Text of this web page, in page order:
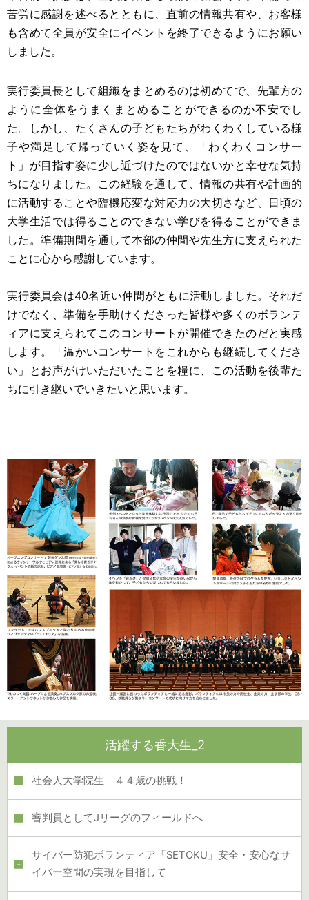
苦労に感謝を述べるとともに、直前の情報共有や、お客様
も含めて全員が安全にイベントを終了できるようにお願い
しました。
実行委員長として組織をまとめるのは初めてで、先輩方の
ように全体をうまくまとめることができるのか不安でし
た。しかし、たくさんの子どもたちがわくわくしている様
子や満足して帰っていく姿を見て、「わくわくコンサー
ト」が目指す姿に少し近づけたのではないかと幸せな気持
ちになりました。この経験を通して、情報の共有や計画的
に活動することや臨機応変な対応力の大切さなど、日頃の
大学生活では得ることのできない学びを得ることができま
した。準備期間を通して本部の仲間や先生方に支えられた
ことに心から感謝しています。
実行委員会は40名近い仲間がともに活動しました。それだ
けでなく、準備を手助けくださった皆様や多くのボランテ
ィアに支えられてこのコンサートが開催できたのだと実感
します。「温かいコンサートをこれからも継続してくださ
い」とお声がけいただいたことを糧に、この活動を後輩た
ちに引き継いでいきたいと思います。
活躍する香大生_2
社会人大学院生 ４４歳の挑戦！
審判員としてJリーグのフィールドへ
サイバー防犯ボランティア「SETOKU」安全・安心なサ
イバー空間の実現を目指して